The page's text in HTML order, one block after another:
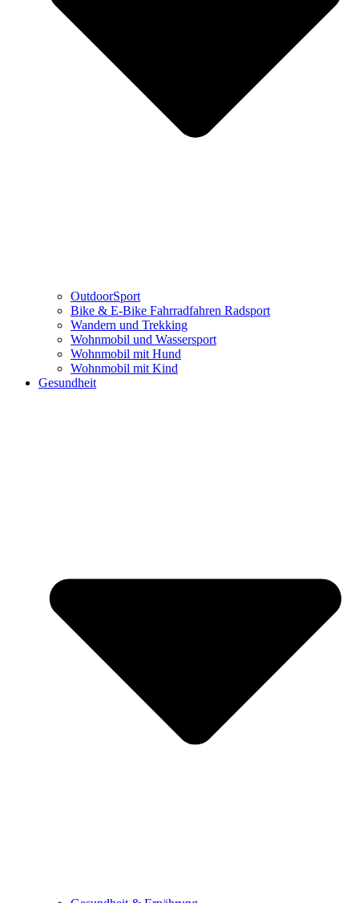
OutdoorSport
Bike & E-Bike Fahrradfahren Radsport
Wandern und Trekking
Wohnmobil und Wassersport
Wohnmobil mit Hund
Wohnmobil mit Kind
Gesundheit